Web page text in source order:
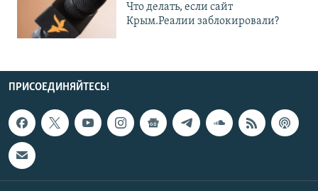
Что делать, если сайт
Крым.Реалии заблокировали?
ПРИСОЕДИНЯЙТЕСЬ!